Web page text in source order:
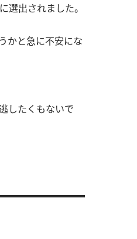
選出されました。
かと急に不安にな
したくもないで